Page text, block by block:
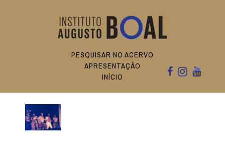
PESQUISAR NO ACERVO
APRESENTAÇÃO
INÍCIO